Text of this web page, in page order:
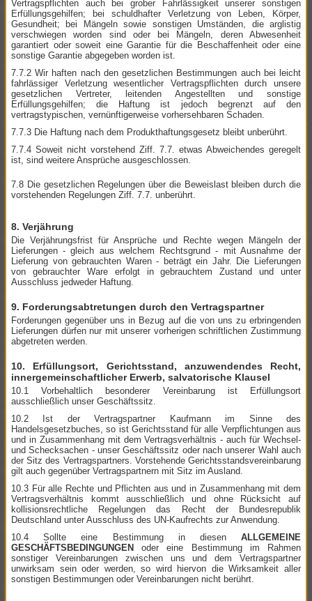
Vertragspflichten auch bei grober Fahrlässigkeit unserer sonstigen
Erfüllungsgehilfen; bei schuldhafter Verletzung von Leben, Körper,
Gesundheit; bei Mängeln sowie sonstigen Umständen, die arglistig
verschwiegen worden sind oder bei Mängeln, deren Abwesenheit
garantiert oder soweit eine Garantie für die Beschaffenheit oder eine
sonstige Garantie abgegeben worden ist.
7.7.2 Wir haften nach den gesetzlichen Bestimmungen auch bei leicht
fahrlässiger Verletzung wesentlicher Vertragspflichten durch unsere
gesetzlichen Vertreter, leitenden Angestellten und sonstige
Erfüllungsgehilfen; die Haftung ist jedoch begrenzt auf den
vertragstypischen, vernünftigerweise vorhersehbaren Schaden.
7.7.3 Die Haftung nach dem Produkthaftungsgesetz bleibt unberührt.
7.7.4 Soweit nicht vorstehend Ziff. 7.7. etwas Abweichendes geregelt
ist, sind weitere Ansprüche ausgeschlossen.
7.8 Die gesetzlichen Regelungen über die Beweislast bleiben durch die
vorstehenden Regelungen Ziff. 7.7. unberührt.
8. Verjährung
Die Verjährungsfrist für Ansprüche und Rechte wegen Mängeln der
Lieferungen - gleich aus welchem Rechtsgrund - mit Ausnahme der
Lieferung von gebrauchten Waren - beträgt ein Jahr. Die Lieferungen
von gebrauchter Ware erfolgt in gebrauchtem Zustand und unter
Ausschluss jedweder Haftung.
9. Forderungsabtretungen durch den Vertragspartner
Forderungen gegenüber uns in Bezug auf die von uns zu erbringenden
Lieferungen dürfen nur mit unserer vorherigen schriftlichen Zustimmung
abgetreten werden.
10. Erfüllungsort, Gerichtsstand, anzuwendendes Recht,
innergemeinschaftlicher Erwerb, salvatorische Klausel
10.1 Vorbehaltlich besonderer Vereinbarung ist Erfüllungsort
ausschließlich unser Geschäftssitz.
10.2 Ist der Vertragspartner Kaufmann im Sinne des
Handelsgesetzbuches, so ist Gerichtsstand für alle Verpflichtungen aus
und in Zusammenhang mit dem Vertragsverhältnis - auch für Wechsel-
und Schecksachen - unser Geschäftssitz oder nach unserer Wahl auch
der Sitz des Vertragspartners. Vorstehende Gerichtsstandsvereinbarung
gilt auch gegenüber Vertragspartnern mit Sitz im Ausland.
10.3 Für alle Rechte und Pflichten aus und in Zusammenhang mit dem
Vertragsverhältnis kommt ausschließlich und ohne Rücksicht auf
kollisionsrechtliche Regelungen das Recht der Bundesrepublik
Deutschland unter Ausschluss des UN-Kaufrechts zur Anwendung.
10.4 Sollte eine Bestimmung in diesen ALLGEMEINE
GESCHÄFTSBEDINGUNGEN
oder eine Bestimmung im Rahmen
sonstiger Vereinbarungen zwischen uns und dem Vertragspartner
unwirksam sein oder werden, so wird hiervon die Wirksamkeit aller
sonstigen Bestimmungen oder Vereinbarungen nicht berührt.